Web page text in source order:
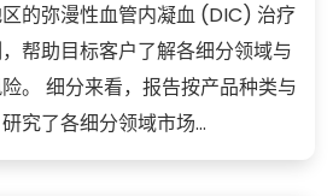
的弥漫性血管内凝血 (DIC) 治疗
帮助目标客户了解各细分领域与
。 细分来看，报告按产品种类与
究了各细分领域市场...